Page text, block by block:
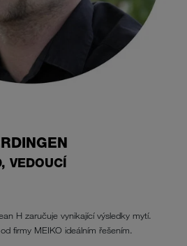
VEDOUCÍ
H zaručuje vynikající výsledky mytí.
firmy MEIKO ideálním řešením.